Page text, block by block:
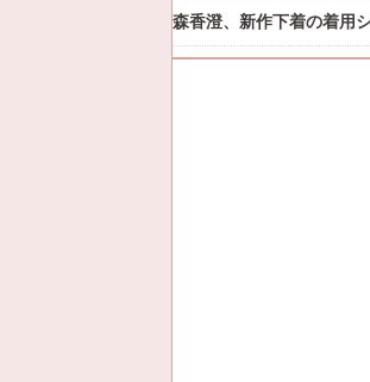
森香澄、新作下着の着用